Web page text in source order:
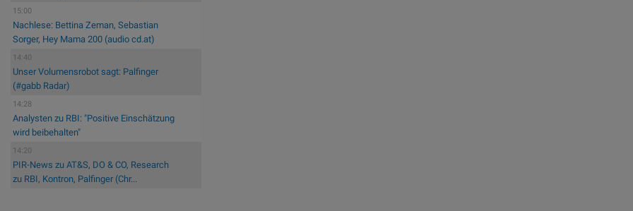
15:00
Nachlese: Bettina Zeman, Sebastian
Sorger, Hey Mama 200 (audio cd.at)
14:40
Unser Volumensrobot sagt: Palfinger
(#gabb Radar)
14:28
Analysten zu RBI: "Positive Einschätzung
wird beibehalten"
14:20
PIR-News zu AT&S, DO & CO, Research
zu RBI, Kontron, Palfinger (Chr...